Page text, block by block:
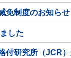
免制度のお知らせ
した
付研究所（JCR